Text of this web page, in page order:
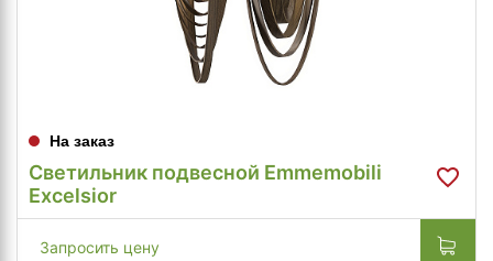
На заказ
Светильник подвесной Emmemobili
Excelsior
Запросить цену